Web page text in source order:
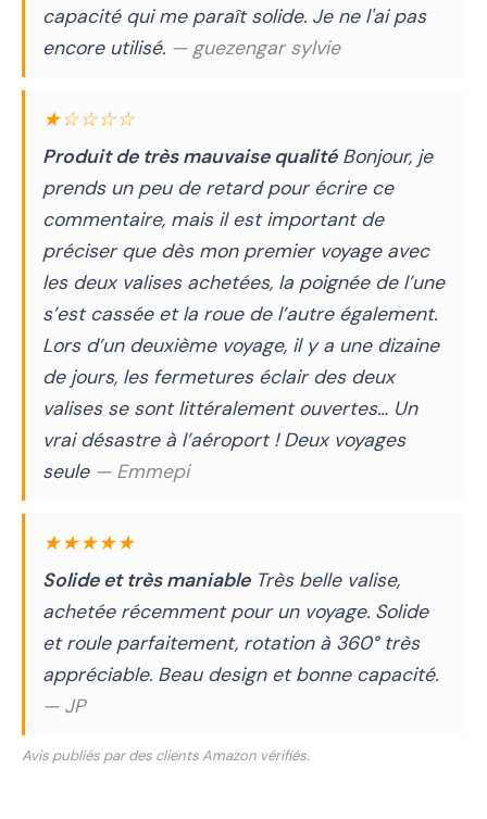
capacité qui me paraît solide. Je ne l'ai pas
encore utilisé. — guezengar sylvie
★☆☆☆☆
Produit de très mauvaise qualitéBonjour, je
prends un peu de retard pour écrire ce
commentaire, mais il est important de
préciser que dès mon premier voyage avec
les deux valises achetées, la poignée de l’une
s’est cassée et la roue de l’autre également.
Lors d’un deuxième voyage, il y a une dizaine
de jours, les fermetures éclair des deux
valises se sont littéralement ouvertes… Un
vrai désastre à l’aéroport ! Deux voyages
seule — Emmepi
★★★★★
Solide et très maniableTrès belle valise,
achetée récemment pour un voyage. Solide
et roule parfaitement, rotation à 360° très
appréciable. Beau design et bonne capacité.
— JP
Avis publiés par des clients Amazon vérifiés.